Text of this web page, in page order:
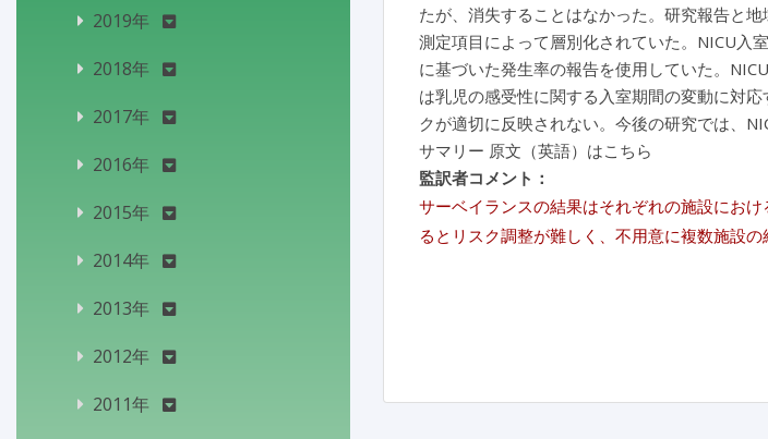
たが、消失することはなかった。研究報告と
測定項目によって層別化されていた。NICU入
に基づいた発生率の報告を使用していた。
は乳児の感受性に関する入室期間の変動に対
クが適切に反映されない。今後の研究では、
サマリー 原文（英語）はこちら
監訳者コメント：
サーベイランスの結果はそれぞれの施設にお
るとリスク調整が難しく、不用意に複数施設
2019年
2018年
2017年
2016年
2015年
2014年
2013年
2012年
2011年